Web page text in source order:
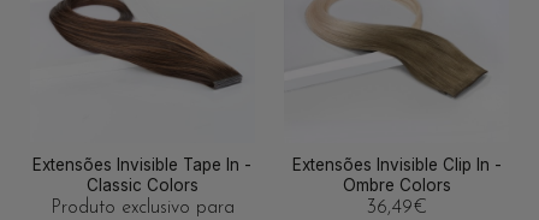
Extensões Invisible Tape In -
Classic Colors
Produto exclusivo para
Extensões Invisible Clip In -
Ombre Colors
36,49€